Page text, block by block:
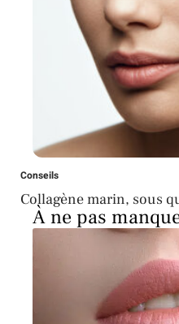
Conseils
Collagène marin, sous
À ne pas